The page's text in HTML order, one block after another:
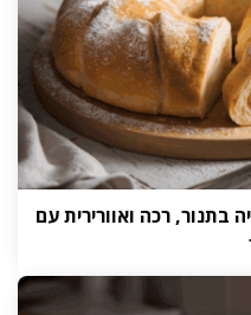
רכה ואוורירית עם